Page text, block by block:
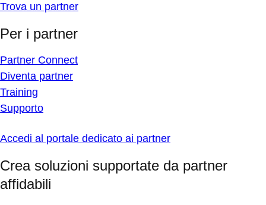
Trova un partner
Per i partner
Partner Connect
Diventa partner
Training
Supporto
Accedi al portale dedicato ai partner
Crea soluzioni supportate da partner
affidabili